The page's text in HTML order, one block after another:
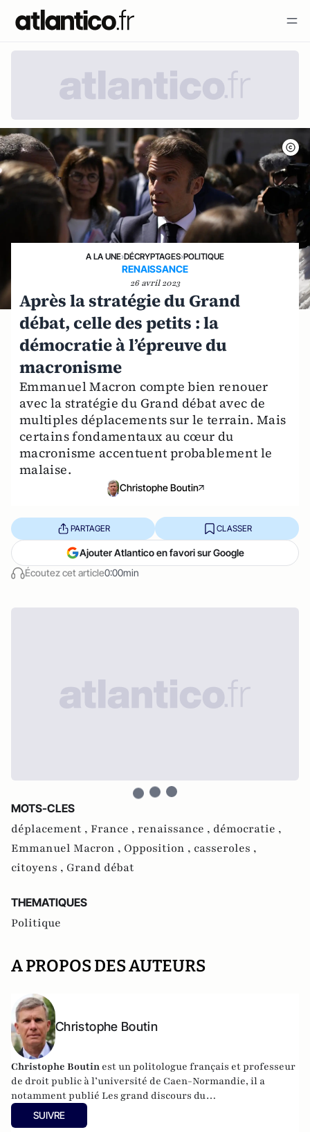
A LA UNE›DÉCRYPTAGES›POLITIQUE
RENAISSANCE
26 avril 2023
Après la stratégie du Grand
débat, celle des petits : la
démocratie à l’épreuve du
macronisme
Emmanuel Macron compte bien renouer
avec la stratégie du Grand débat avec de
multiples déplacements sur le terrain. Mais
certains fondamentaux au cœur du
macronisme accentuent probablement le
malaise.
Christophe Boutin
Écoutez cet article0:00min
PARTAGER CLASSER
Ajouter Atlantico en favori sur Google
MOTS-CLES
déplacement , France , renaissance , démocratie ,
Emmanuel Macron , Opposition , casseroles ,
citoyens , Grand débat
THEMATIQUES
Politique
A PROPOS DES AUTEURS
Christophe Boutin
Christophe Boutin est un politologue français et professeur
de droit public à l’université de Caen-Normandie, il a
notamment publié Les grand discours du
XXe siècle(Flammarion 2009) et co-dirigé
du conservatisme
SUIVRE